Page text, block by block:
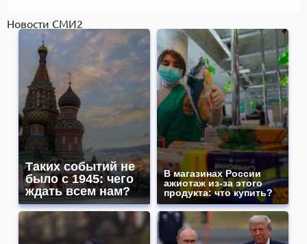
Новости СМИ2
Таких событий не
было с 1945: чего
ждать всем нам?
В магазинах России
ажиотаж из-за этого
продукта: что купить?